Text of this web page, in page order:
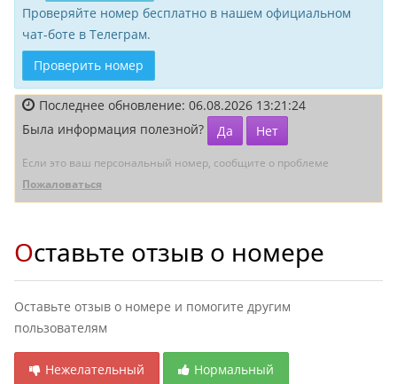
Проверяйте номер бесплатно в нашем официальном
чат-боте в Телеграм.
Проверить номер
Последнее обновление: 06.08.2026 13:21:24
Была информация полезной?
Да Нет
Если это ваш персональный номер, сообщите о проблеме
Пожаловаться
Оставьте отзыв о номере
Оставьте отзыв о номере и помогите другим
пользователям
Нежелательный Нормальный